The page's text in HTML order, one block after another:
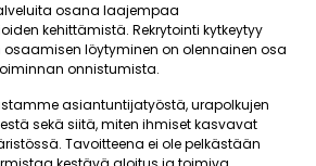
osana laajempaa
kehittämistä. Rekrytointi kytkeytyy
osaamisen löytyminen on olennainen osa
onnistumista.
asiantuntijatyöstä, urapolkujen
sekä siitä, miten ihmiset kasvavat
Tavoitteena ei ole pelkästään